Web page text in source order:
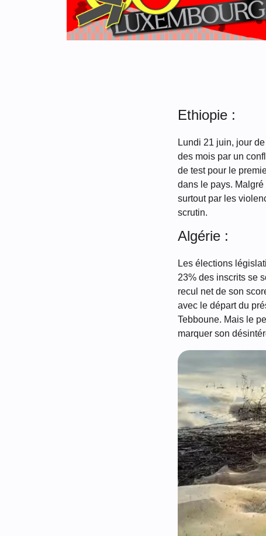
Ethiopie :
Lundi 21 juin, jour
des mois par un
de test pour le
dans le pays.
surtout par les
scrutin.
Algérie :
Les élections
23% des inscrits se
recul net de son
avec le départ du
Tebboune. Mais le
marquer son